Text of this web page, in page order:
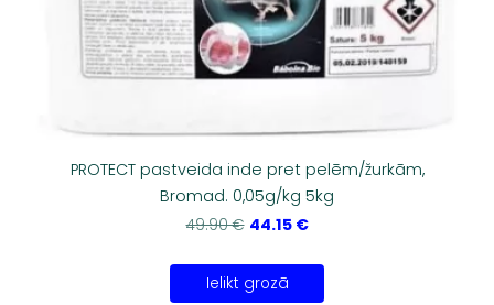
PROTECT pastveida inde pret pelēm/žurkām,
Bromad. 0,05g/kg 5kg
49.90 € 44.15 €
Ielikt grozā